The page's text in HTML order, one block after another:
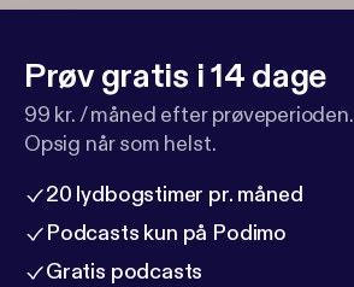
Prøv gratis i 14 dage
99 kr. / måned efter prøveperioden.
Opsig når som helst.
20 lydbogstimer pr. måned
Podcasts kun på Podimo
Gratis podcasts